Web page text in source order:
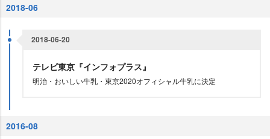
2018-06
2018-06-20
テレビ東京『インフォプラス』
明治・おいしい牛乳・東京2020オフィシャル牛乳に決定
2016-08